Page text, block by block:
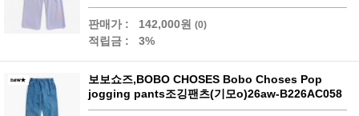
판매가 : 142,000원 (0)
적립금 : 3%
보보쇼즈,BOBO CHOSES Bobo Choses Pop
jogging pants조깅팬츠(기모o)26aw-B226AC058